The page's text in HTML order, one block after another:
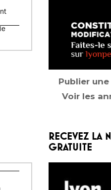
Publier
Voir les
RECEVEZ LA
GRATUITE